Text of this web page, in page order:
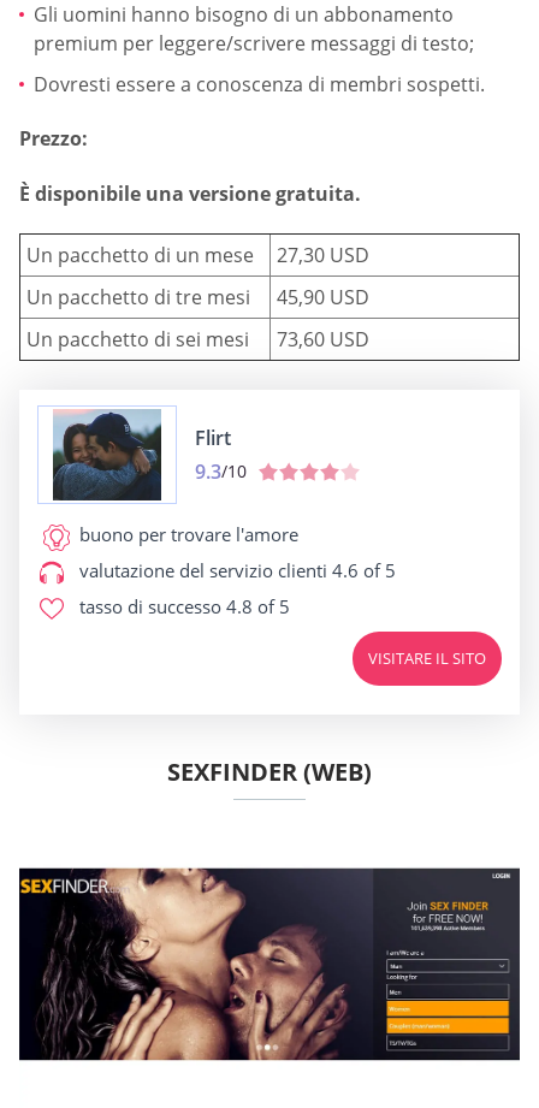
Gli uomini hanno bisogno di un abbonamento
premium per leggere/scrivere messaggi di testo;
Dovresti essere a conoscenza di membri sospetti.
Prezzo:
È disponibile una versione gratuita.
Un pacchetto di un mese
27,30 USD
Un pacchetto di tre mesi
45,90 USD
Un pacchetto di sei mesi
73,60 USD
Flirt
9.3/10
buono per trovare l'amore
valutazione del servizio clienti 4.6 of 5
tasso di successo 4.8 of 5
VISITARE IL SITO
SEXFINDER (WEB)